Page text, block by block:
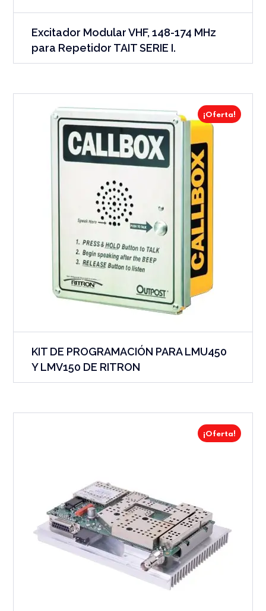
Excitador Modular VHF, 148-174 MHz
para Repetidor TAIT SERIE I.
¡Oferta!
KIT DE PROGRAMACIÓN PARA LMU450
Y LMV150 DE RITRON
¡Oferta!